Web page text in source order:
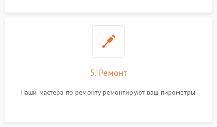
5. Ремонт
Наши мастера по ремонту ремонтируют ваш пирометры.